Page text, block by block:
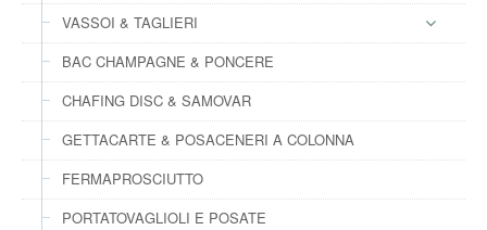
FAQs
LOGIN
VASSOI & TAGLIERI
BAC CHAMPAGNE & PONCERE
CHAFING DISC & SAMOVAR
GETTACARTE & POSACENERI A COLONNA
FERMAPROSCIUTTO
PORTATOVAGLIOLI E POSATE